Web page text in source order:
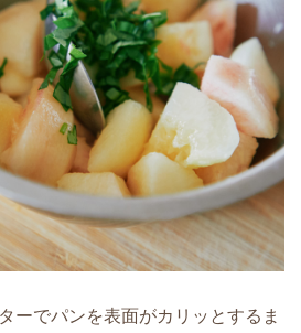
ーでパンを表面がカリッとするま